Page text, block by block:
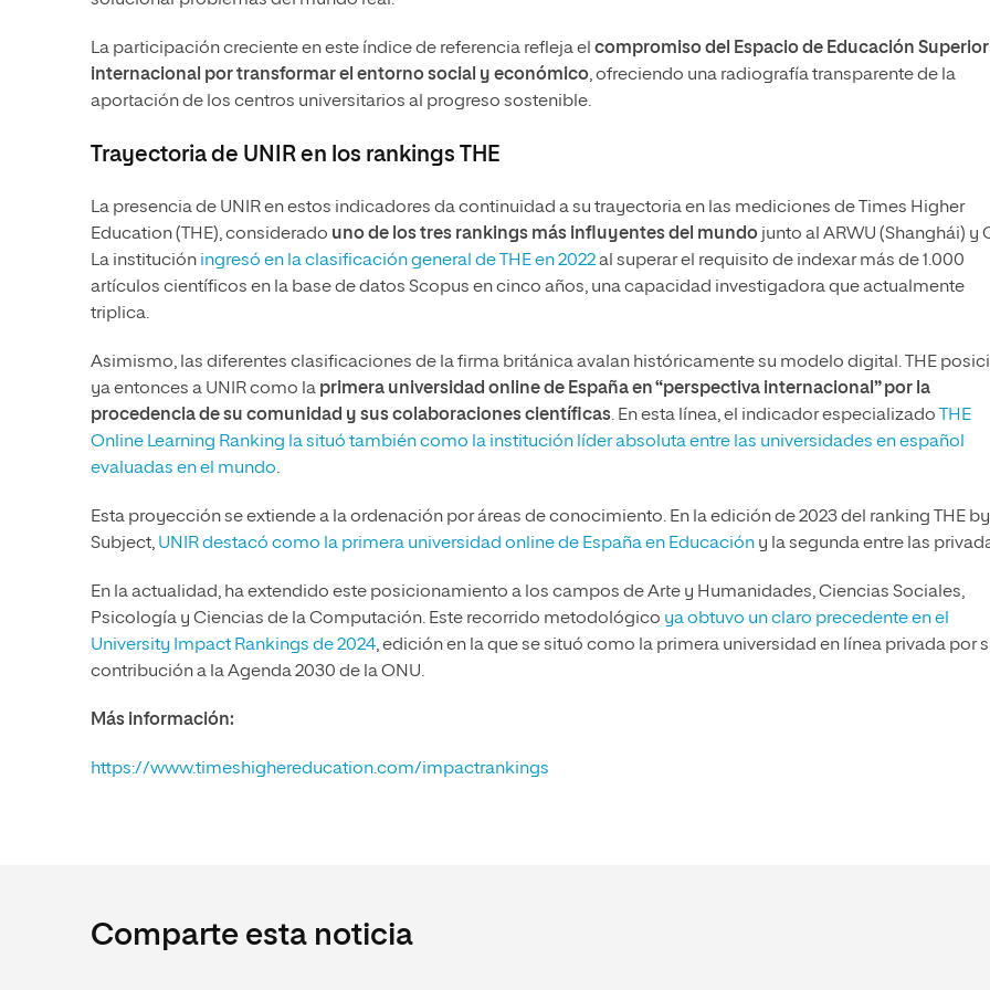
La participación creciente en este índice de referencia refleja el compromiso del Espacio de Educación Superior
internacional por transformar el entorno social y económico, ofreciendo una radiografía transparente de la
aportación de los centros universitarios al progreso sostenible.
Trayectoria de UNIR en los rankings THE
La presencia de UNIR en estos indicadores da continuidad a su trayectoria en las mediciones de Times Higher
Education (THE), considerado uno de los tres rankings más influyentes del mundo junto al ARWU (Shanghái) y
La institución ingresó en la clasificación general de THE en 2022al superar el requisito de indexar más de 1.000
artículos científicos en la base de datos Scopus en cinco años, una capacidad investigadora que actualmente
triplica.
Asimismo, las diferentes clasificaciones de la firma británica avalan históricamente su modelo digital. THE
ya entonces a UNIR como la primera universidad online de España en “perspectiva internacional” por la
procedencia de su comunidad y sus colaboraciones científicas. En esta línea, el indicador especializado THE
Online Learning Ranking la situó también como la institución líder absoluta entre las universidades en español
evaluadas en el mundo.
Esta proyección se extiende a la ordenación por áreas de conocimiento. En la edición de 2023 del ranking THE by
Subject, UNIR destacó como la primera universidad online de España en Educación y la segunda entre las
En la actualidad, ha extendido este posicionamiento a los campos de Arte y Humanidades, Ciencias Sociales,
Psicología y Ciencias de la Computación. Este recorrido metodológico ya obtuvo un claro precedente en el
University Impact Rankings de 2024, edición en la que se situó como la primera universidad en línea privada por
contribución a la Agenda 2030 de la ONU.
Más información:
https://www.timeshighereducation.com/impactrankings
Comparte esta noticia